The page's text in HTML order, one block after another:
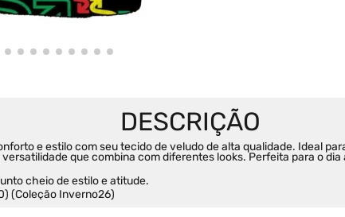
e estilo com seu tecido de veludo de alta qualidade. Ideal
que combina com diferentes looks. Perfeita para o
cheio de estilo e atitude.
(Coleção Inverno26)